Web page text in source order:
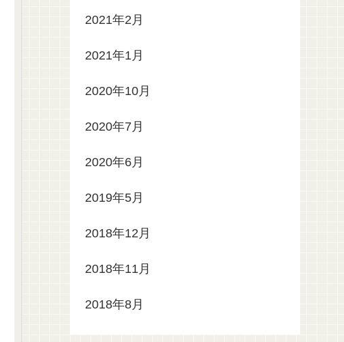
2021年2月
2021年1月
2020年10月
2020年7月
2020年6月
2019年5月
2018年12月
2018年11月
2018年8月